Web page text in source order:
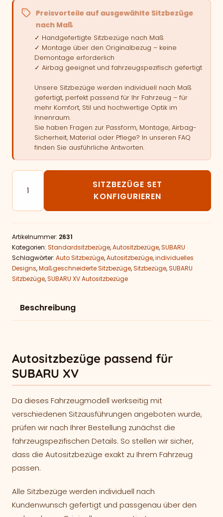
Preisvorteile auf ausgewählte Sitzbezüge
nach Maß
✓ Handgefertigte Sitzbezüge nach Maß
✓ Montage über den Originalbezug – keine
Demontage erforderlich
✓ Airbag geeignet und fahrzeugspezifisch gefertigt
Unsere Sitzbezüge werden individuell nach Maß
gefertigt, perfekt passend für Ihr Fahrzeug – für
mehr Komfort, Stil und hochwertige Optik im
Innenraum.
Sie haben Fragen zur Passform, Montage, Airbag-
Sicherheit, Material oder Pflege? In unseren FAQ
finden Sie ausführliche Antworten.
Autositzbezüge passend für SUBARU XV Menge
SITZBEZÜGE SET
KONFIGURIEREN
Artikelnummer: 2631
Kategorien: Standardsitzbezüge,Autositzbezüge,SUBARU
Schlagwörter: Auto Sitzbezüge,Autositzbezüge,individuelles
Designs,Maßgeschneiderte Sitzbezüge,Sitzbezüge,SUBARU
Sitzbezüge,SUBARU XV Autositzbezüge
Beschreibung
Autositzbezüge passend für
SUBARU XV
Da dieses Fahrzeugmodell werkseitig mit
verschiedenen Sitzausführungen angeboten wurde,
prüfen wir nach Ihrer Bestellung zunächst die
fahrzeugspezifischen Details. So stellen wir sicher,
dass die Autositzbezüge exakt zu Ihrem Fahrzeug
passen.
Alle Sitzbezüge werden individuell nach
Kundenwunsch gefertigt und passgenau über den